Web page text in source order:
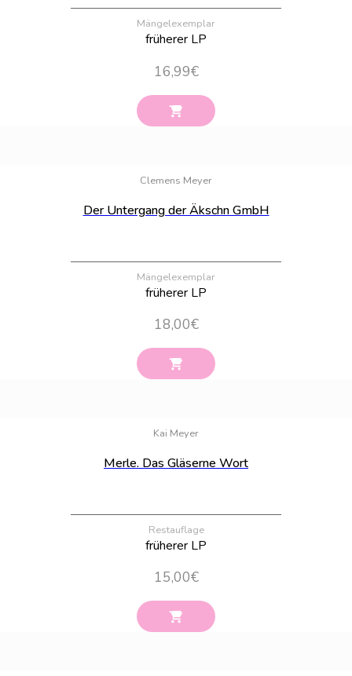
Mängelexemplar
früherer LP
16,99€
Clemens Meyer
Der Untergang der Äkschn GmbH
Mängelexemplar
früherer LP
18,00€
Kai Meyer
Merle. Das Gläserne Wort
Restauflage
früherer LP
15,00€